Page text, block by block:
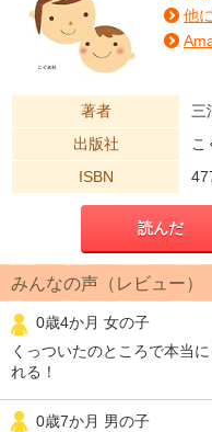
他
著者
三
出版社
こ
ISBN
読んだ
みんなの声（レビュー）
0歳4か月 女の子
くっついたのところで本当
れる！
0歳7か月 男の子